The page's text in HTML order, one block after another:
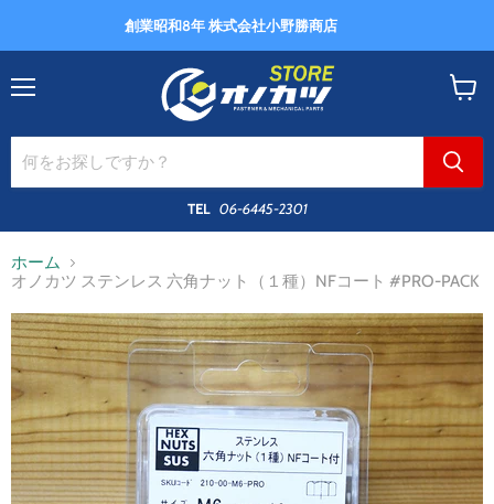
創業昭和8年 株式会社小野勝商店
ュ
ー
TEL 06-6445-2301
ト
を
見
ホーム
オノカツ ステンレス 六角ナット（１種）NFコート #PRO-PACK